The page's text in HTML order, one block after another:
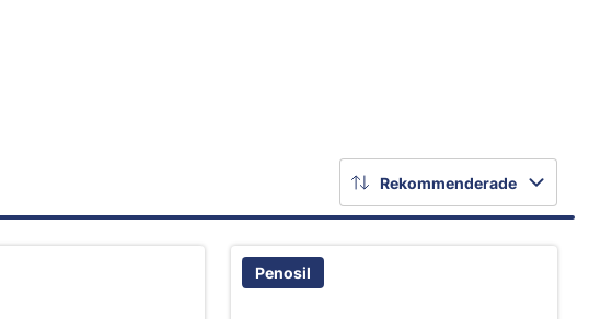
Rekommenderade
Penosil